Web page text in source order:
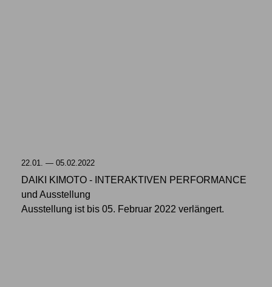
22.01. — 05.02.2022
DAIKI KIMOTO - INTERAKTIVEN PERFORMANCE
und Ausstellung
Ausstellung ist bis 05. Februar 2022 verlängert.